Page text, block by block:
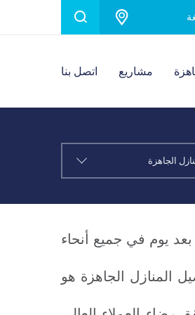
Karmod България
Karmod Slovensko
Karmod Italia
Karmod Portugal
اتصل بنا مشاريع
الجاهزة
بعد يوم في جميع أنحاء
المنازل الجاهزة هو